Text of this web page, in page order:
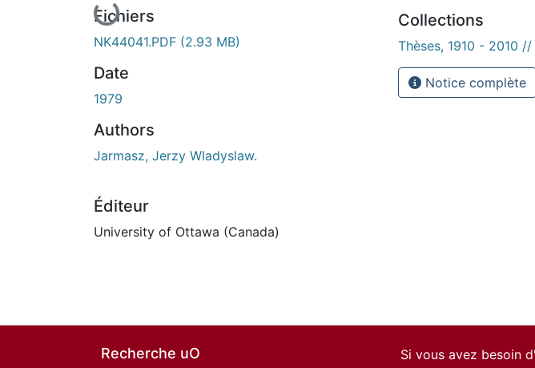
En cours de chargement...
Fichiers
NK44041.PDF (2.93 MB)
Date
1979
Authors
Jarmasz, Jerzy Wladyslaw.
Éditeur
University of Ottawa (Canada)
Collections
Thèses, 1910 - 2010
Notice complète
Recherche uO
Si vous avez besoin